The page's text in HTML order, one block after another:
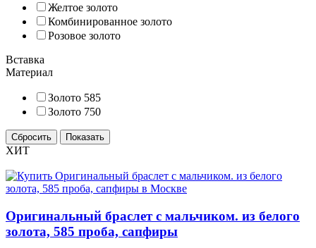
Желтое золото
Комбинированное золото
Розовое золото
Вставка
Материал
Золото 585
Золото 750
ХИТ
Оригинальный браслет с мальчиком. из белого
золота, 585 проба, сапфиры